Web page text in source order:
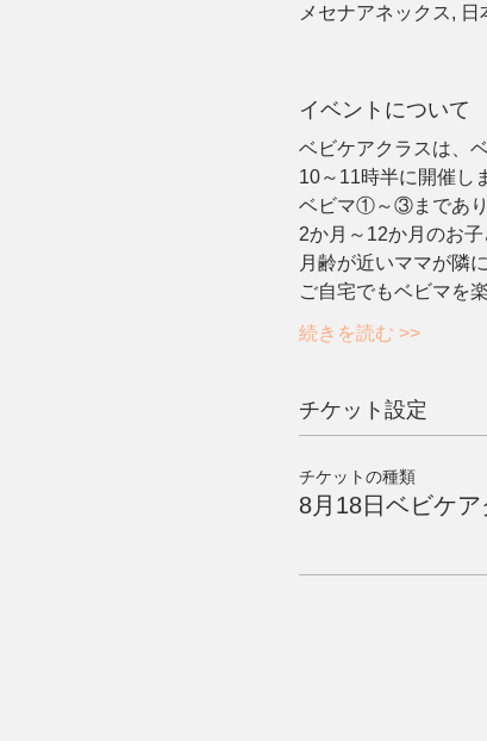
メセナアネックス,
イベントについて
ベビケアクラスは、
10～11時半に開催し
ベビマ①～③まであり
2か月～12か月のお
月齢が近いママが隣
ご自宅でもベビマを
続きを読む >>
チケット設定
チケットの種類
8月18日ベビケア